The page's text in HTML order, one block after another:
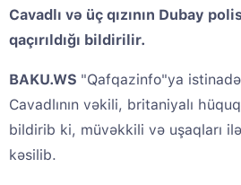
Cavadlı və üç qızının Dubay
qaçırıldığı bildirilir.
BAKU.WS "Qafqazinfo"ya
Cavadlının vəkili, britaniyalı
bildirib ki, müvəkkili və uşaqları
kəsilib.